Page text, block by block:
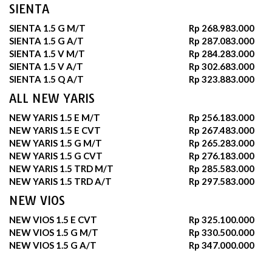
SIENTA
SIENTA 1.5 G M/T
Rp 268.983.000
SIENTA 1.5 G A/T
Rp 287.083.000
SIENTA 1.5 V M/T
Rp 284.283.000
SIENTA 1.5 V A/T
Rp 302.683.000
SIENTA 1.5 Q A/T
Rp 323.883.000
ALL NEW YARIS
NEW YARIS 1.5 E M/T
Rp 256.183.000
NEW YARIS 1.5 E CVT
Rp 267.483.000
NEW YARIS 1.5 G M/T
Rp 265.283.000
NEW YARIS 1.5 G CVT
Rp 276.183.000
NEW YARIS 1.5 TRD M/T
Rp 285.583.000
NEW YARIS 1.5 TRD A/T
Rp 297.583.000
NEW VIOS
NEW VIOS 1.5 E CVT
Rp 325.100.000
NEW VIOS 1.5 G M/T
Rp 330.500.000
NEW VIOS 1.5 G A/T
Rp 347.000.000